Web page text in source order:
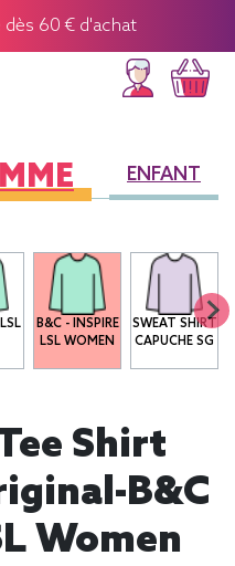
60 € d'achat
ENFANT
B&C - INSPIRE
LSL WOMEN
SWEAT SHIRT
CAPUCHE SG
Shirt
B&C
Women